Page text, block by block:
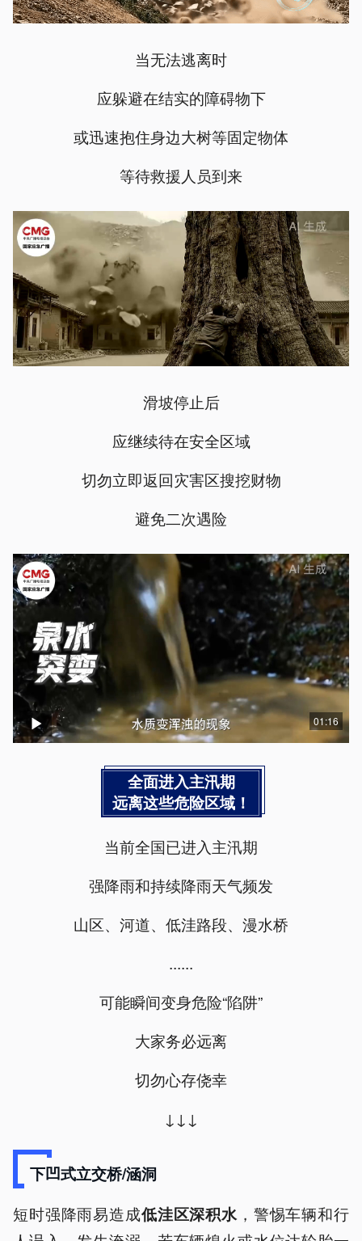
当无法逃离时
应躲避在结实的障碍物下
或迅速抱住身边大树等固定物体
等待救援人员到来
滑坡停止后
应继续待在安全区域
切勿立即返回灾害区搜挖财物
避免二次遇险
01:16
全面进入主汛期
远离这些危险区域！
当前全国已进入主汛期
强降雨和持续降雨天气频发
山区、河道、低洼路段、漫水桥
......
可能瞬间变身危险“陷阱”
大家务必远离
切勿心存侥幸
↓↓↓
下凹式立交桥/涵洞
短时强降雨易造成低洼区深积水，警惕车辆和行